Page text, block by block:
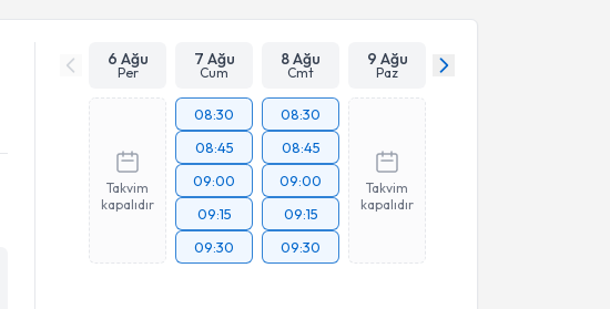
6 Ağu
Per
7 Ağu
Cum
8 Ağu
Cmt
9 Ağu
Paz
Takvim
kapalıdır
08:30
08:45
09:00
09:15
09:30
08:30
08:45
09:00
09:15
09:30
Takvim
kapalıdır